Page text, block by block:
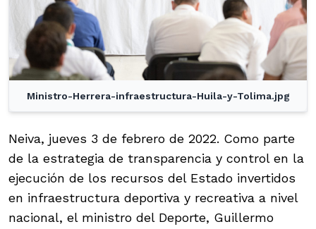
Ministro-Herrera-infraestructura-Huila-y-Tolima.jpg
Neiva, jueves 3 de febrero de 2022. Como parte
de la estrategia de transparencia y control en la
ejecución de los recursos del Estado invertidos
en infraestructura deportiva y recreativa a nivel
nacional, el ministro del Deporte, Guillermo